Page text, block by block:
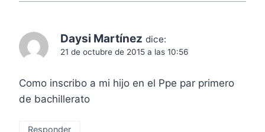
Daysi Martínez dice:
21 de octubre de 2015 a las 10:56
Como inscribo a mi hijo en el Ppe par primero
de bachillerato
Responder